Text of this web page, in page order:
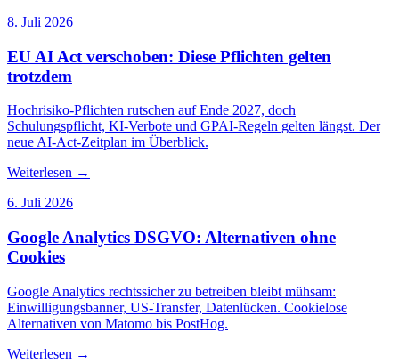
8. Juli 2026
EU AI Act verschoben: Diese Pflichten gelten
trotzdem
Hochrisiko-Pflichten rutschen auf Ende 2027, doch
Schulungspflicht, KI-Verbote und GPAI-Regeln gelten längst. Der
neue AI-Act-Zeitplan im Überblick.
Weiterlesen →
6. Juli 2026
Google Analytics DSGVO: Alternativen ohne
Cookies
Google Analytics rechtssicher zu betreiben bleibt mühsam:
Einwilligungsbanner, US-Transfer, Datenlücken. Cookielose
Alternativen von Matomo bis PostHog.
Weiterlesen →